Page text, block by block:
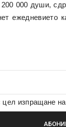
000 души,
изпращане